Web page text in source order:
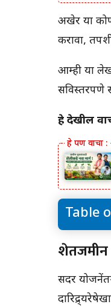
अखेर या
करावा,
आम्ही या
सविस्तरपणे
हे देखील
Table
शेतजमीन
सदर